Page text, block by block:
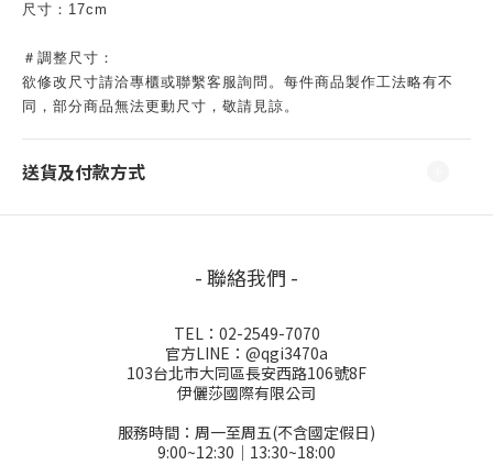
尺寸：17cm
＃調整尺寸：
欲修改尺寸請洽專櫃或聯繫客服詢問。每件商品製作工法略有不
同，部分商品無法更動尺寸，敬請見諒。
送貨及付款方式
- 聯絡我們 -
TEL：02-2549-7070
官方LINE：@qgi3470a
103台北市大同區長安西路106號8F
伊儷莎國際有限公司
服務時間：周一至周五(不含國定假日)
9:00~12:30│13:30~18:00